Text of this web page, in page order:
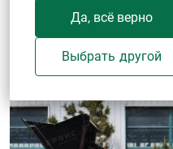
Да, всё верно
Выбрать другой
Подземная